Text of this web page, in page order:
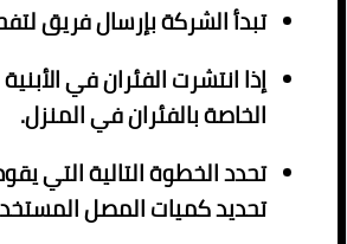
تبدأ الشركة بإرسال فريق
إذا انتشرت الفئران في
الخاصة بالفئران في المنزل.
تحدد الخطوة التالية التي
تحديد كميات المصل